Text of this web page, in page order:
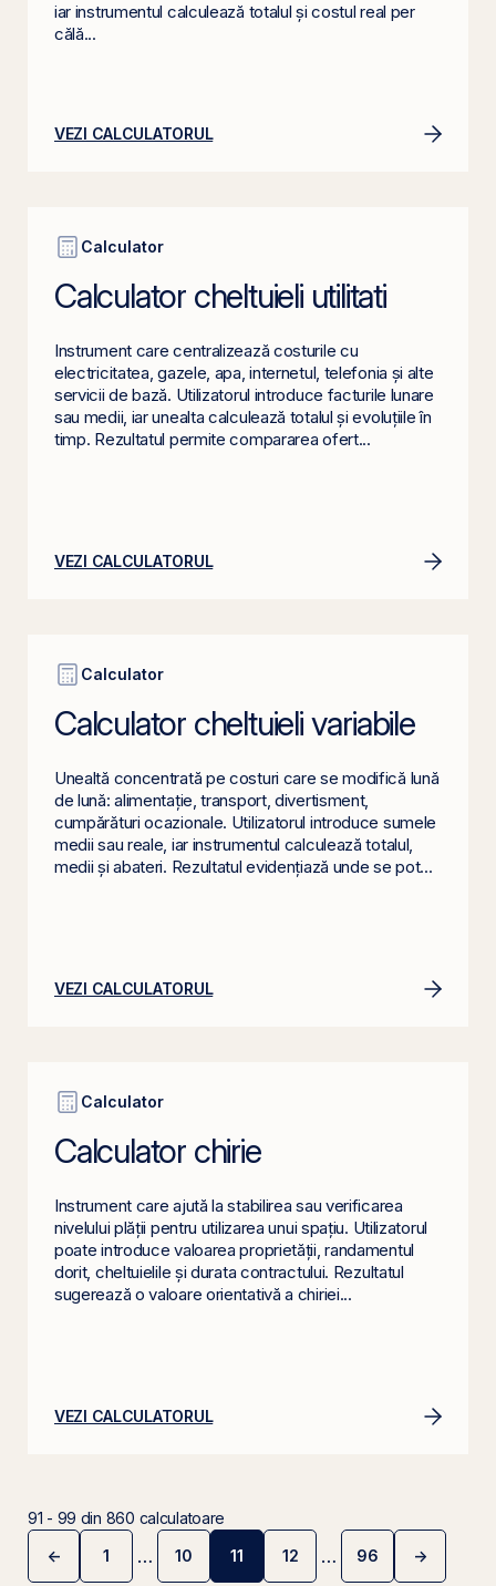
iar instrumentul calculează totalul și costul real per
călă...
VEZI CALCULATORUL
Calculator
Calculator cheltuieli utilitati
Instrument care centralizează costurile cu
electricitatea, gazele, apa, internetul, telefonia și alte
servicii de bază. Utilizatorul introduce facturile lunare
sau medii, iar unealta calculează totalul și evoluțiile în
timp. Rezultatul permite compararea ofert...
VEZI CALCULATORUL
Calculator
Calculator cheltuieli variabile
Unealtă concentrată pe costuri care se modifică lună
de lună: alimentație, transport, divertisment,
cumpărături ocazionale. Utilizatorul introduce sumele
medii sau reale, iar instrumentul calculează totalul,
medii și abateri. Rezultatul evidențiază unde se pot...
VEZI CALCULATORUL
Calculator
Calculator chirie
Instrument care ajută la stabilirea sau verificarea
nivelului plății pentru utilizarea unui spațiu. Utilizatorul
poate introduce valoarea proprietății, randamentul
dorit, cheltuielile și durata contractului. Rezultatul
sugerează o valoare orientativă a chiriei...
VEZI CALCULATORUL
91 - 99 din 860 calculatoare
←Pagina anterioară
1 … 10 11 12 … 96 Pagina
→